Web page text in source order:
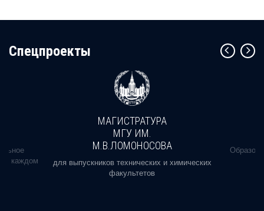
Cпецпроекты
в каждом
МАГИСТРАТУРА
МГУ ИМ.
М.В.ЛОМОНОСОВА
для выпускников технических и химических
факультетов